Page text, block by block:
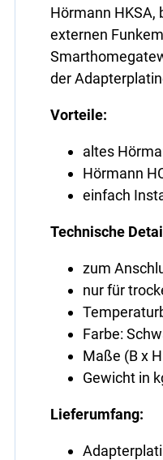
Hörmann HKSA,
externen
der
Vorteile:
altes
Hörmann
einfach
Technische
zum
nur für
Farbe:
Maße (B x
Gewicht in
Lieferumfang: